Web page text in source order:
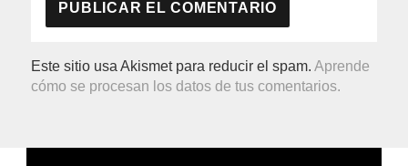
Este sitio usa Akismet para reducir el spam.Aprende
cómo se procesan los datos de tus comentarios.